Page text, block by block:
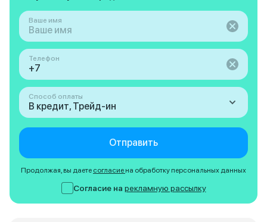
Ваше имя
Телефон
Способ оплаты
В кредит, Трейд-ин
Отправить
Продолжая, вы даете согласие на обработку персональных данных
Согласие на рекламную рассылку